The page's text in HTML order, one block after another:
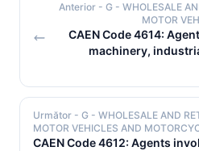
Anterior - G - WHOLESALE
MOTOR
CAEN Code 4614:
machinery,
Următor - G - WHOLESALE AND
MOTOR VEHICLES AND
CAEN Code 4612: Agents